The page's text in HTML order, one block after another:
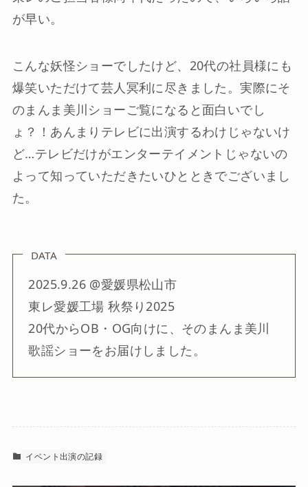
が早い。
こんな妖怪ショーでしたけど、20代の社員様にも
爆笑いただけて芸人冥利に尽きました。実際にそ
のまんま美川ショーご覧になると面白いでし
ょ？！あんまりテレビに出演するわけじゃないけ
ど…テレビだけがエンターテイメントじゃないの
よって知っていただきたいひとときでございまし
た。
DATA
2025.9.26 @愛媛県松山市
東レ愛媛工場 秋祭り2025
20代からOB・OG向けに、そのまんま美川
歌謡ショーをお届けしました。
イベント出演の記録